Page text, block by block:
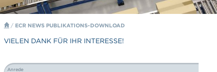
/ ECR NEWS PUBLIKATIONS-DOWNLOAD
VIELEN DANK FÜR IHR INTERESSE!
Anrede